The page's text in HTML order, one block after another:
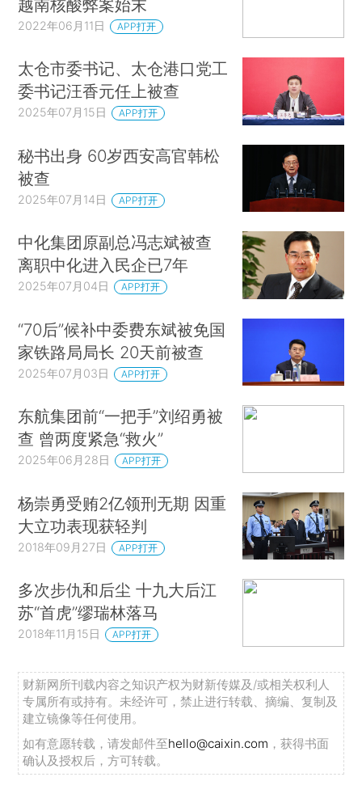
越南核酸弊案始末
2022年06月11日 APP打开
太仓市委书记、太仓港口党工
委书记汪香元任上被查
2025年07月15日 APP打开
秘书出身 60岁西安高官韩松
被查
2025年07月14日 APP打开
中化集团原副总冯志斌被查
离职中化进入民企已7年
2025年07月04日 APP打开
“70后”候补中委费东斌被免国
家铁路局局长 20天前被查
2025年07月03日 APP打开
东航集团前“一把手”刘绍勇被
查 曾两度紧急“救火”
2025年06月28日 APP打开
杨崇勇受贿2亿领刑无期 因重
大立功表现获轻判
2018年09月27日 APP打开
多次步仇和后尘 十九大后江
苏“首虎”缪瑞林落马
2018年11月15日 APP打开
财新网所刊载内容之知识产权为财新传媒及/或相关权利人
专属所有或持有。未经许可，禁止进行转载、摘编、复制及
建立镜像等任何使用。
如有意愿转载，请发邮件至hello@caixin.com ，获得书面
确认及授权后，方可转载。